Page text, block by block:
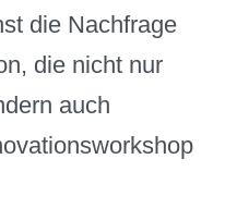
die Nachfrage
die nicht nur
auch